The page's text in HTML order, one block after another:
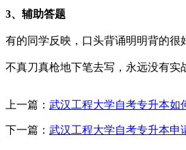
3、辅助答题
有的同学反映，口头背诵明明背的很
不真刀真枪地下笔去写，永远没有实
上一篇： 武汉工程大学自考专升本如
下一篇： 武汉工程大学自考专升本申